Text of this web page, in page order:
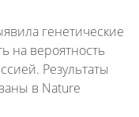
генетические
на вероятность
Результаты
в Nature